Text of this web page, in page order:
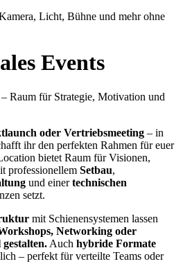
Licht, Bühne und mehr ohne
Events
Raum für Strategie, Motivation und
oder Vertriebsmeeting – in
ihr den perfekten Rahmen für euer
bietet Raum für Visionen,
professionellem Setbau,
und einertechnischen
setzt.
mit Schienensystemen lassen
Networking oder
Auch hybride Formate
– perfekt für verteilte Teams oder